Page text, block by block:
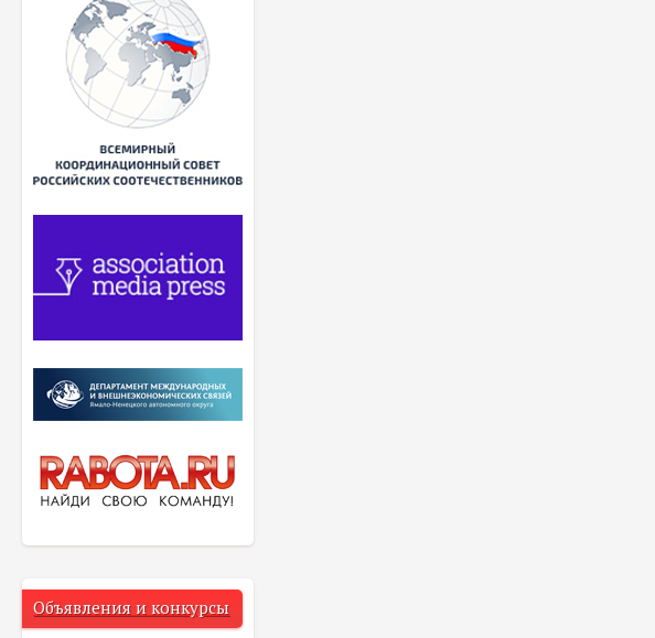
Объявления и конкурсы